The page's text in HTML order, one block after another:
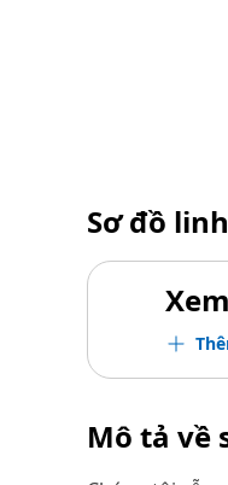
Sơ đồ
Mô tả về